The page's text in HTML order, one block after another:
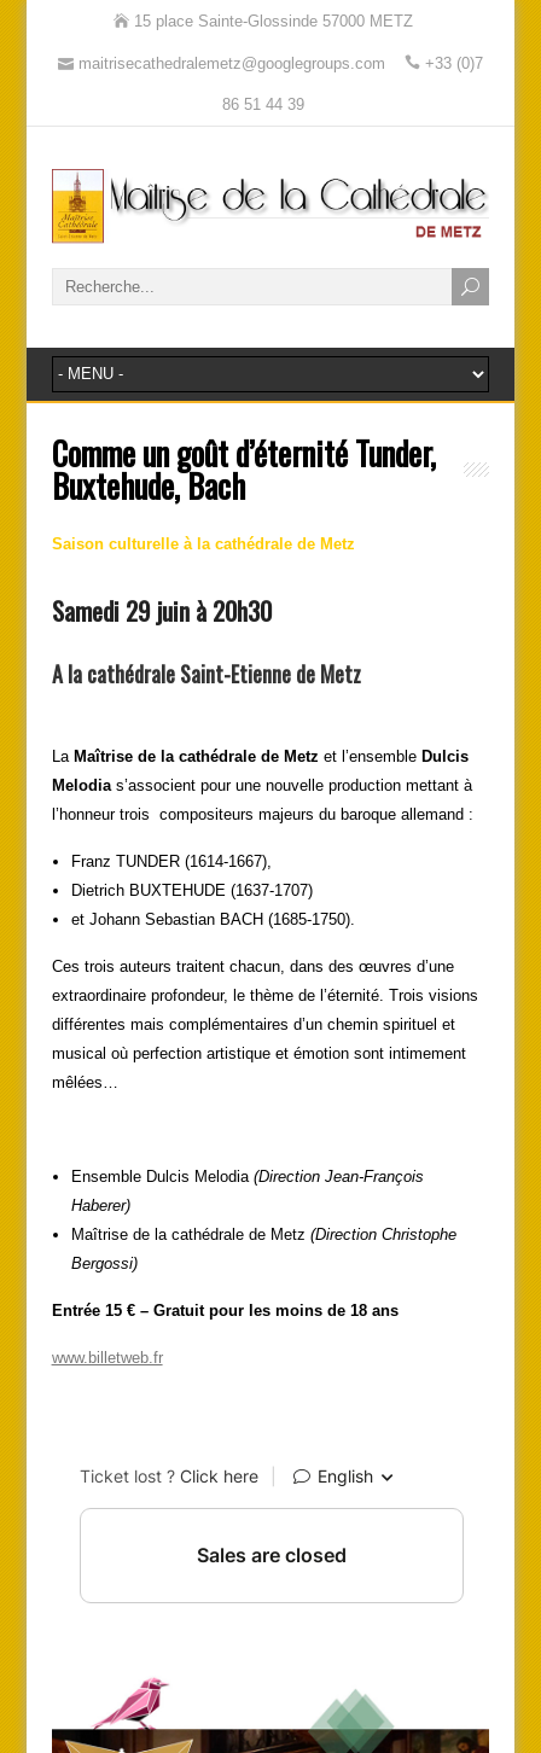
15 place Sainte-Glossinde 57000 METZ
maitrisecathedralemetz@googlegroups.com +33 (0)7
86 51 44 39
Comme un goût d’éternité Tunder,
Buxtehude, Bach
Saison culturelle à la cathédrale de Metz
Samedi 29 juin à 20h30
A la cathédrale Saint-Etienne de Metz
LaMaîtrise de la cathédrale de Metz et l’ensembleDulcis
Melodias’associent pour une nouvelle production mettant à
l’honneur trois compositeurs majeurs du baroque allemand :
Franz TUNDER (1614-1667),
Dietrich BUXTEHUDE (1637-1707)
et Johann Sebastian BACH (1685-1750).
Ces trois auteurs traitent chacun, dans des œuvres d’une
extraordinaire profondeur, le thème de l’éternité. Trois visions
différentes mais complémentaires d’un chemin spirituel et
musical où perfection artistique et émotion sont intimement
mêlées…
Ensemble Dulcis Melodia (Direction Jean-François
Haberer)
Maîtrise de la cathédrale de Metz (Direction Christophe
Bergossi)
Entrée 15 € – Gratuit pour les moins de 18 ans
www.billetweb.fr